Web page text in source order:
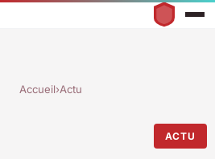
Accueil›Actu
ACTU